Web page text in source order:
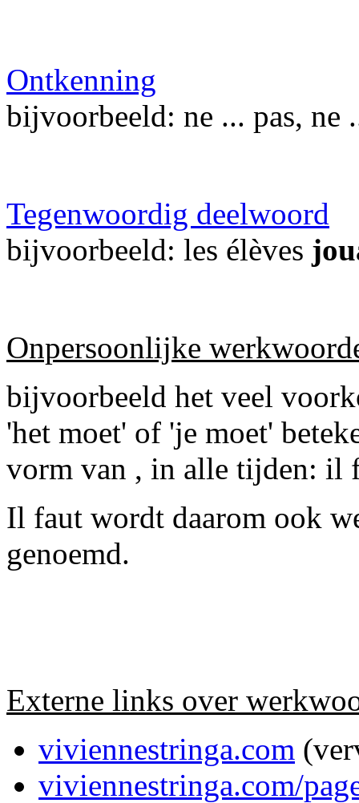
Ontkenning
bijvoorbeeld: ne ... pas, ne
Tegenwoordig deelwoord
bijvoorbeeld: les élèves
Onpersoonlijke
bijvoorbeeld het veel
'het moet' of 'je moet'
vorm van , in alle tijden:
Il faut wordt daarom ook
genoemd.
Externe links over
viviennestringa.com
viviennestringa.com/